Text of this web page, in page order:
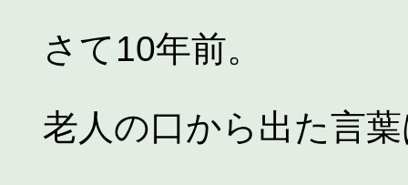
さて10年前。
老人の口から出た言